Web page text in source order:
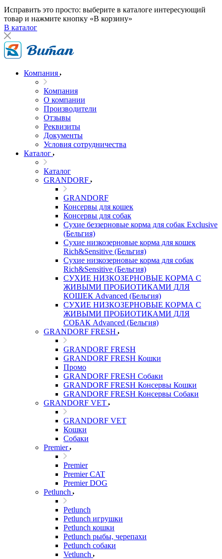
Исправить это просто: выберите в каталоге интересующий
товар и нажмите кнопку «В корзину»
В каталог
Компания
Компания
О компании
Производители
Отзывы
Реквизиты
Документы
Условия сотрудничества
Каталог
Каталог
GRANDORF
GRANDORF
Консервы для кошек
Консервы для собак
Сухие беззерновые корма для собак Exclusive
(Бельгия)
Сухие низкозерновые корма для кошек
Rich&Sensitive (Бельгия)
Сухие низкозерновые корма для собак
Rich&Sensitive (Бельгия)
СУХИЕ НИЗКОЗЕРНОВЫЕ КОРМА С
ЖИВЫМИ ПРОБИОТИКАМИ ДЛЯ
КОШЕК Advanced (Бельгия)
СУХИЕ НИЗКОЗЕРНОВЫЕ КОРМА С
ЖИВЫМИ ПРОБИОТИКАМИ ДЛЯ
СОБАК Advanced (Бельгия)
GRANDORF FRESH
GRANDORF FRESH
GRANDORF FRESH Кошки
Промо
GRANDORF FRESH Собаки
GRANDORF FRESH Консервы Кошки
GRANDORF FRESH Консервы Собаки
GRANDORF VET
GRANDORF VET
Кошки
Собаки
Premier
Premier
Premier CAT
Premier DOG
Petlunch
Petlunch
Petlunch игрушки
Petlunch кошки
Petlunch рыбы, черепахи
Petlunch собаки
Vetlunch